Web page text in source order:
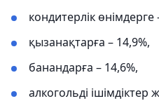
кондитерлік өнімдерге
қызанақтарға – 14,9%,
банандарға – 14,6%,
алкогольді ішімдіктер